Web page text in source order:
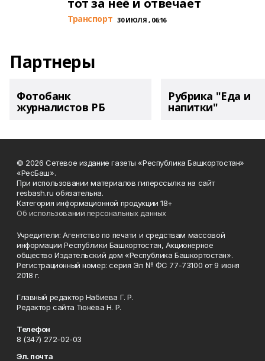
тот за неё и отвечает
Транспорт 30 ИЮЛЯ , 06:16
Партнеры
Фотобанк
журналистов РБ
Рубрика "Еда и
напитки"
© 2026 Сетевое издание газеты «Республика Башкортостан»
«РесБаш».
При использовании материалов гиперссылка на сайт
resbash.ru обязательна.
Категория информационной продукции 18+
Об использовании персональных данных
Учредители: Агентство по печати и средствам массовой
информации Республики Башкортостан, Акционерное
общество Издательский дом «Республика Башкортостан».
Регистрационный номер: серия Эл № ФС 77-73100 от 9 июня
2018 г.
Главный редактор Набиева Г. Р.
Редактор сайта Тюнёва Н. Р.
Телефон
8 (347) 272-02-03
Эл. почта